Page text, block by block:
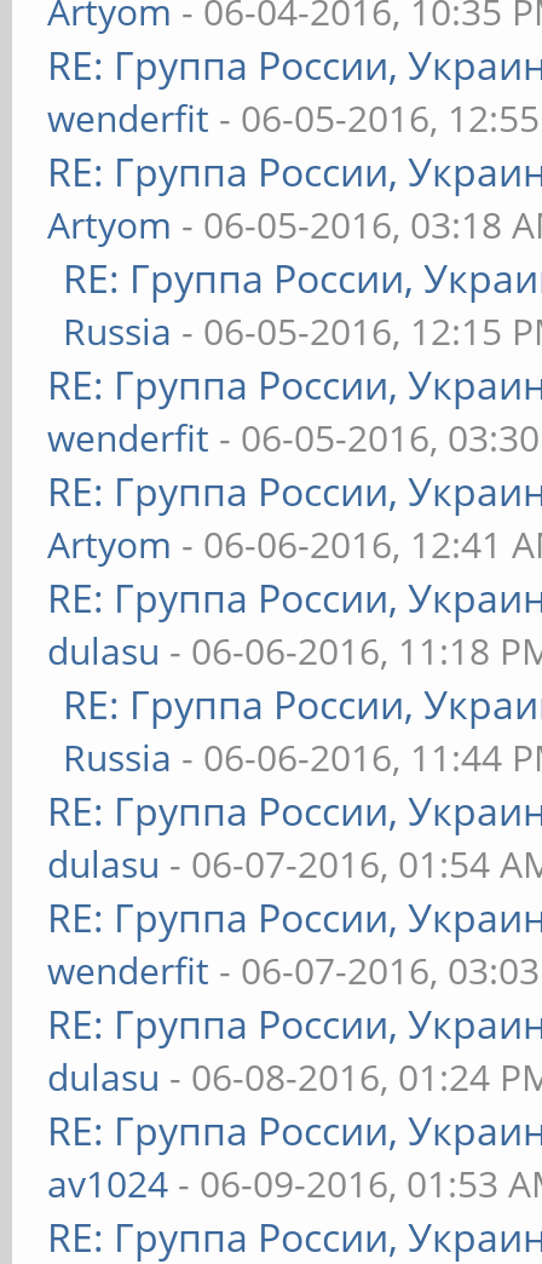
Artyom - 06-04-2016, 10:35
RE: Группа России,
wenderfit - 06-05-2016,
RE: Группа России,
Artyom - 06-05-2016, 03:18
RE: Группа России,
Russia - 06-05-2016, 12:15
RE: Группа России,
wenderfit - 06-05-2016,
RE: Группа России,
Artyom - 06-06-2016, 12:41
RE: Группа России,
dulasu - 06-06-2016, 11:18
RE: Группа России,
Russia - 06-06-2016, 11:44
RE: Группа России,
dulasu - 06-07-2016, 01:54
RE: Группа России,
wenderfit - 06-07-2016,
RE: Группа России,
dulasu - 06-08-2016, 01:24
RE: Группа России,
av1024 - 06-09-2016, 01:53
RE: Группа России,